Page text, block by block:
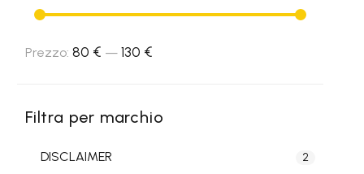
Prezzo
Prezzo
Prezzo: 80 € — 130 €
Filtra per marchio
DISCLAIMER 2